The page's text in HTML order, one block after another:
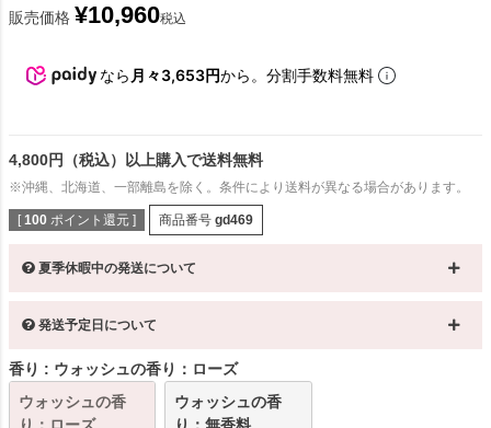
販売価格 ¥10,960税込
なら 月々3,653円から。分割手数料無料
4,800円（税込）以上購入で送料無料
※沖縄、北海道、一部離島を除く。条件により送料が異なる場合があります。
[ 100 ポイント還元 ] 商品番号 gd469
夏季休暇中の発送について
発送予定日について
香り
ウォッシュの香り：ローズ
ウォッシュの香
ウォッシュの香